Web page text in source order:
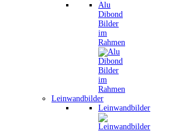
Alu
Dibond
Bilder
im
Rahmen
Leinwandbilder
Leinwandbilder